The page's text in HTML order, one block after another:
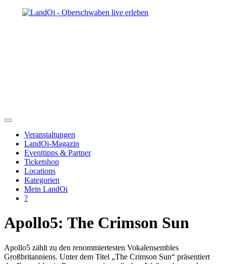
Veranstaltungen
LandOi-Magazin
Eventtipps & Partner
Ticketshop
Locations
Kategorien
Mein LandOi
?
Apollo5: The Crimson Sun
Apollo5 zählt zu den renommiertesten Vokalensembles
Großbritanniens. Unter dem Titel „The Crimson Sun“ präsentiert